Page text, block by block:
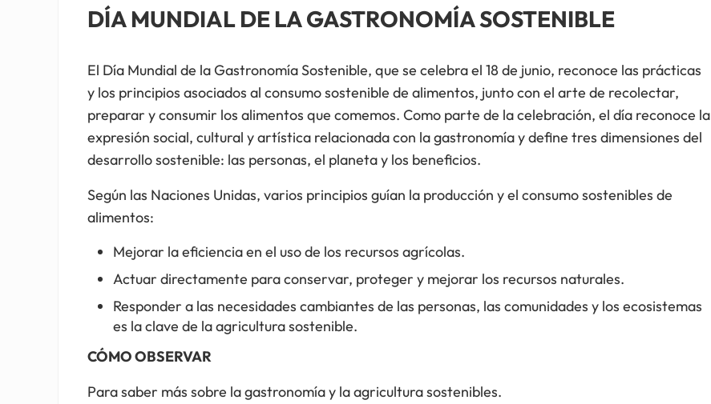
DÍA MUNDIAL DE LA GASTRONOMÍA SOSTENIBLE
El Día Mundial de la Gastronomía Sostenible, que se celebra el 18 de junio, reconoce las prácticas
y los principios asociados al consumo sostenible de alimentos, junto con el arte de recolectar,
preparar y consumir los alimentos que comemos. Como parte de la celebración, el día reconoce la
expresión social, cultural y artística relacionada con la gastronomía y define tres dimensiones del
desarrollo sostenible: las personas, el planeta y los beneficios.
Según las Naciones Unidas, varios principios guían la producción y el consumo sostenibles de
alimentos:
Mejorar la eficiencia en el uso de los recursos agrícolas.
Actuar directamente para conservar, proteger y mejorar los recursos naturales.
Responder a las necesidades cambiantes de las personas, las comunidades y los ecosistemas
es la clave de la agricultura sostenible.
CÓMO OBSERVAR
Para saber más sobre la gastronomía y la agricultura sostenibles.